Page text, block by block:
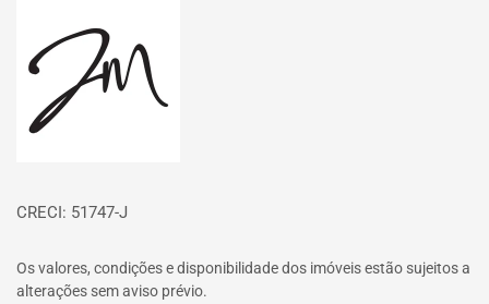
CRECI: 51747-J
Os valores, condições e disponibilidade dos imóveis estão sujeitos a
alterações sem aviso prévio.